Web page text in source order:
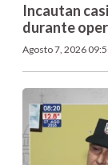
Incautan
durante
Agosto 7, 2026